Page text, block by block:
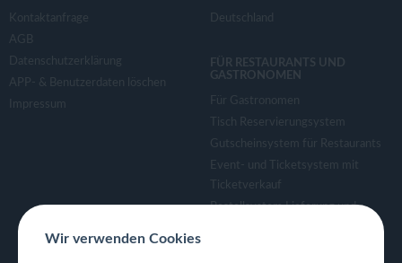
Kontaktanfrage
AGB
Datenschutzerklärung
APP- & Benutzerdaten löschen
Impressum
Deutschland
FÜR RESTAURANTS UND
GASTRONOMEN
Für Gastronomen
Tisch Reservierungsystem
Gutscheinsystem für Restaurants
Event- und Ticketsystem mit
Ticketverkauf
Bestellsystem Lieferung und
Wir verwenden Cookies